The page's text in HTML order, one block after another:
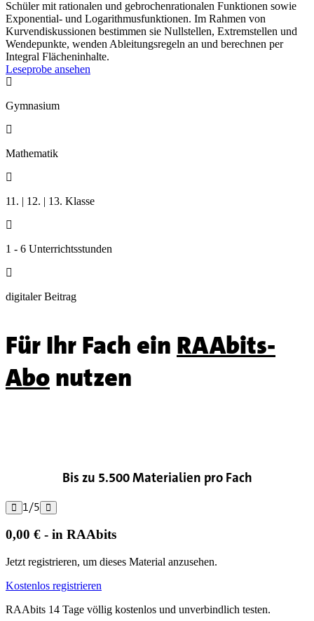
Schüler mit rationalen und gebrochenrationalen Funktionen sowie
Exponential- und Logarithmusfunktionen. Im Rahmen von
Kurvendiskussionen bestimmen sie Nullstellen, Extremstellen und
Wendepunkte, wenden Ableitungsregeln an und berechnen per
Integral Flächeninhalte.
Leseprobe ansehen

Gymnasium

Mathematik

11. | 12. | 13. Klasse

1 - 6 Unterrichtsstunden

digitaler Beitrag
Für Ihr Fach ein RAAbits-
Abonutzen
Bis zu 5.500 Materialien pro Fach
 1/5 
0,00 € - in RAAbits
Jetzt registrieren, um dieses Material anzusehen.
Kostenlos registrieren
RAAbits 14 Tage völlig kostenlos und unverbindlich testen.